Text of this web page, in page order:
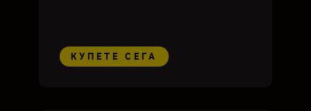
КУПЕТЕ СЕГА